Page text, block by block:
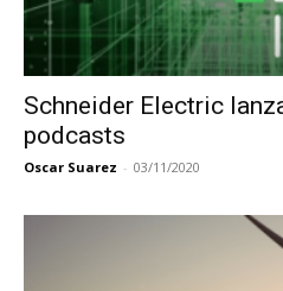
Schneider Electric
podcasts
Oscar Suarez - 03/11/2020